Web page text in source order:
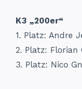
K3 „200er“
1. Platz: Andre
2. Platz: Florian
3. Platz: Nico